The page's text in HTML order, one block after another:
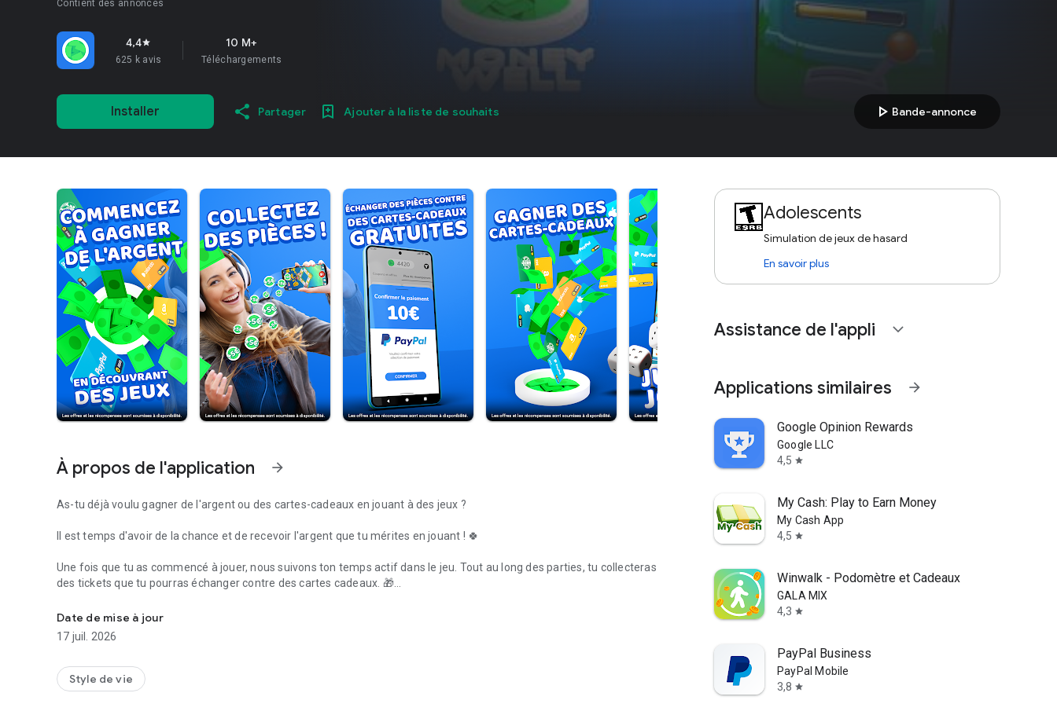
Contient des annonces
4,4star
625 k avis
10 M+
Téléchargements
Installer Partager Ajouter à la liste de souhaits play_arrow Bande-annonce
À propos de l'application arrow_forward
As-tu déjà voulu gagner de l'argent ou des cartes-cadeaux en jouant à des jeux ?
Il est temps d'avoir de la chance et de recevoir l'argent que tu mérites en jouant ! 🍀
Une fois que tu as commencé à jouer, nous suivons ton temps actif dans le jeu. Tout au long des parties, tu collecteras
des tickets que tu pourraséchanger contre des cartes cadeaux . 🎁
Il te suffit de jouer à l'un de nos jeux pour récupérer tes récompenses : des cartes cadeaux et des bons de réduction
de grandes marques, ou des versements d'argent !
👩‍🏫 Voici comment cela fonctionne :
Date de mise à jour
17 juil. 2026
Style de vie
Adolescents
Simulation de jeux de hasard
En savoir plus
Assistance de l'appli expand_more
Applications similaires arrow_forward
Google Opinion Rewards
Google LLC
4,5 star
My Cash: Play to Earn Money
My Cash App
4,5 star
Winwalk - Podomètre et Cadeaux
GALA MIX
4,3 star
PayPal Business
PayPal Mobile
3,8 star